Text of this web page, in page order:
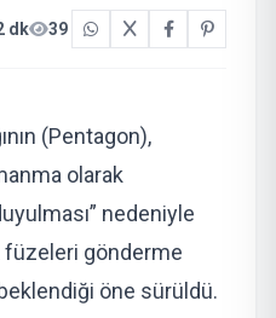
dk 39
(Pentagon),
olarak
nedeniyle
füzeleri gönderme
öne sürüldü.